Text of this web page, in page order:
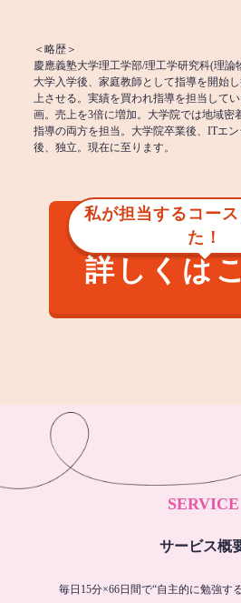
＜略歴＞
慶應義塾大学理工学部/理工学研究科(理論
大学入学後、家庭教師として指導を開始
上させる。実績を買われ指導を担当して
画。売上を3倍に増加。大学院では地域密
指導の両方を担当。大学院卒業後、ITエ
後、独立。現在に至ります。
私が担当するコー
た！
詳しくは
SERVICE
サービス概
毎日15分×66日間で“自主的に勉強す